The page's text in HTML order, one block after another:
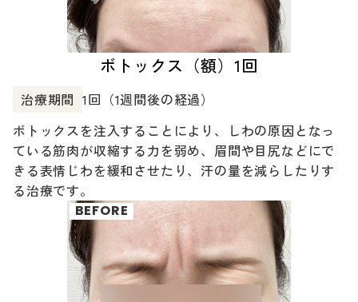
ボトックス（額）1回
治療期間 1回（1週間後の経過）
ボトックスを注入することにより、しわの原因となっ
ている筋肉が収縮する力を弱め、眉間や目尻などにで
きる表情じわを緩和させたり、汗の量を減らしたりす
る治療です。
BEFORE